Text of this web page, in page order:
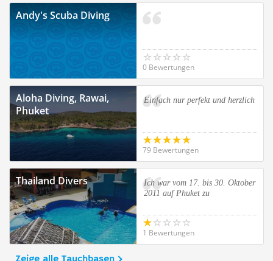
Andy's Scuba Diving
0 Bewertungen
Aloha Diving, Rawai,
Phuket
Einfach nur perfekt und herzlich
79 Bewertungen
Thailand Divers
Ich war vom 17. bis 30. Oktober
2011 auf Phuket zu
1 Bewertungen